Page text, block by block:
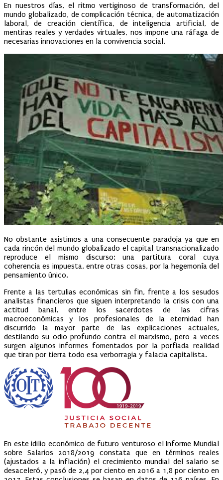
En nuestros días, el ritmo vertiginoso de transformación, del
mundo globalizado, de complicación técnica, de automatización
laboral, de creación científica, de inteligencia artificial, de
mentiras reales y verdades virtuales, nos impone una ráfaga de
necesarias innovaciones en la convivencia social.
No obstante asistimos a una consecuente paradoja ya que en
cada rincón del mundo globalizado el capital transnacionalizado
reproduce el mismo discurso: una partitura coral cuya
coherencia es impuesta, entre otras cosas, por la hegemonía del
pensamiento único.
Frente a las tertulias económicas sin fin, frente a los sesudos
analistas financieros que siguen interpretando la crisis con una
actitud banal, entre los sacerdotes de las cifras
macroeconómicas y los profesionales de la eternidad han
discurrido la mayor parte de las explicaciones actuales,
destilando su odio profundo contra el marxismo, pero a veces
surgen algunos informes fomentados por la porfiada realidad
que tiran por tierra todo esa verborragia y falacia capitalista.
En este idilio económico de futuro venturoso el Informe Mundial
sobre Salarios 2018/2019 constata que en términos reales
(ajustados a la inflación) el crecimiento mundial del salario se
desaceleró, y pasó de 2,4 por ciento en 2016 a 1,8 por ciento en